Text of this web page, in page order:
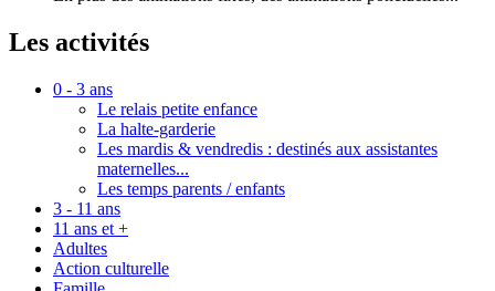
Les activités
0 - 3 ans
Le relais petite enfance
La halte-garderie
Les mardis & vendredis : destinés aux assistantes
maternelles...
Les temps parents / enfants
3 - 11 ans
11 ans et +
Adultes
Action culturelle